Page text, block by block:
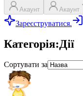
Акаунт Акаунт
Зареєструватися.
Категорія:Дії
Сортувати за